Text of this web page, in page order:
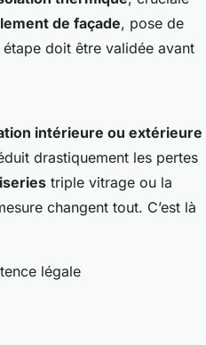
de façade, pose de
étape doit être validée avant
intérieure ou extérieure
drastiquement les pertes
triple vitrage ou la
changent tout. C’est là
légale